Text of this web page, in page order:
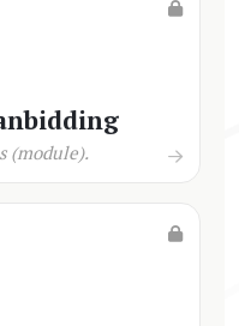
(module).